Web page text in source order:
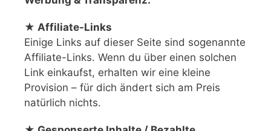
★ Affiliate-Links
Einige Links auf dieser Seite sind sogenannte
Affiliate-Links. Wenn du über einen solchen
Link einkaufst, erhalten wir eine kleine
Provision – für dich ändert sich am Preis
natürlich nichts.